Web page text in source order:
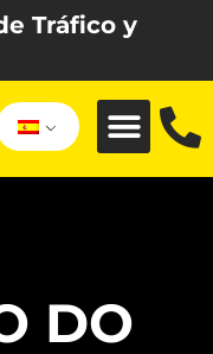
Tráfico y
DO